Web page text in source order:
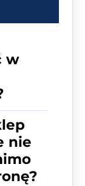
w
nie